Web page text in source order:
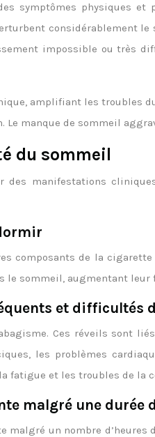
symptômes physiques
considérablement
impossible ou très
amplifiant les troubles
manque de sommeil
du sommeil
des manifestations
composants de la
sommeil, augmentant
et difficultés
Ces réveils sont
les problèmes
fatigue et les troubles de la
malgré une durée
un nombre